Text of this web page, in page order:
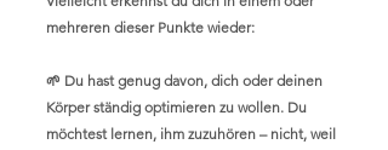
mehreren dieser Punkte wieder:
🌱 Du hast genug davon, dich oder deinen
Körper ständig optimieren zu wollen. Du
möchtest lernen, ihm zuzuhören – nicht, weil